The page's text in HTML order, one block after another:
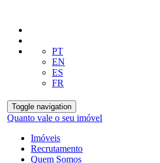
PT
EN
ES
FR
Toggle navigation
Quanto vale o seu imóvel
Imóveis
Recrutamento
Quem Somos